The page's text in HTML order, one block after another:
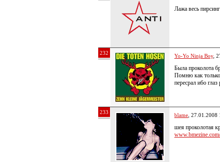
Лажа весь
232 Yo-Yo Ninja Boy,
Была проколота
Помню как только
пересрал ибо
233 blame , 27.01.2008
шея проколотая